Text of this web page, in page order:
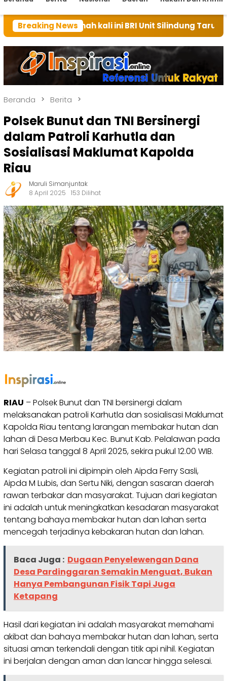
Breaking News
kali ini BRI Unit Silindung Tarutung Ingatkan
Beranda Berita
Polsek Bunut dan TNI Bersinergi
dalam Patroli Karhutla dan
Sosialisasi Maklumat Kapolda
Riau
Maruli Simanjuntak
8 April 2025
153 Dilihat
RIAU – Polsek Bunut dan TNI bersinergi dalam
melaksanakan patroli Karhutla dan sosialisasi Maklumat
Kapolda Riau tentang larangan membakar hutan dan
lahan di Desa Merbau Kec. Bunut Kab. Pelalawan pada
hari Selasa tanggal 8 April 2025, sekira pukul 12.00 WIB.
Kegiatan patroli ini dipimpin oleh Aipda Ferry Sasli,
Aipda M Lubis, dan Sertu Niki, dengan sasaran daerah
rawan terbakar dan masyarakat. Tujuan dari kegiatan
ini adalah untuk meningkatkan kesadaran masyarakat
tentang bahaya membakar hutan dan lahan serta
mencegah terjadinya kebakaran hutan dan lahan.
Baca Juga : Dugaan Penyelewengan Dana
Desa Pardinggaran Semakin Menguat, Bukan
Hanya Pembangunan Fisik Tapi Juga
Ketapang
Hasil dari kegiatan ini adalah masyarakat memahami
akibat dan bahaya membakar hutan dan lahan, serta
situasi aman terkendali dengan titik api nihil. Kegiatan
ini berjalan dengan aman dan lancar hingga selesai.